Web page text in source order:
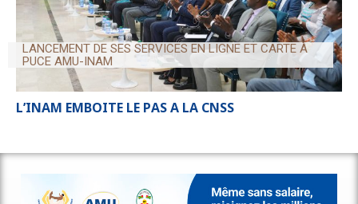
LANCEMENT DE SES SERVICES EN LIGNE ET CARTE À
PUCE AMU-INAM
L’INAM EMBOITE LE PAS A LA CNSS